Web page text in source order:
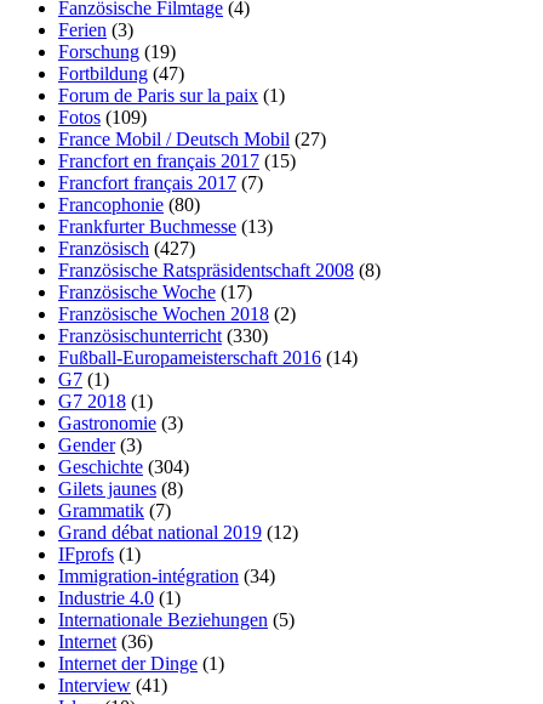
Fanzösische Filmtage (4)
Ferien (3)
Forschung (19)
Fortbildung (47)
Forum de Paris sur la paix (1)
Fotos (109)
France Mobil / Deutsch Mobil (27)
Francfort en français 2017 (15)
Francfort français 2017 (7)
Francophonie (80)
Frankfurter Buchmesse (13)
Französisch (427)
Französische Ratspräsidentschaft 2008 (8)
Französische Woche (17)
Französische Wochen 2018 (2)
Französischunterricht (330)
Fußball-Europameisterschaft 2016 (14)
G7 (1)
G7 2018 (1)
Gastronomie (3)
Gender(3)
Geschichte (304)
Gilets jaunes (8)
Grammatik (7)
Grand débat national 2019 (12)
IFprofs (1)
Immigration-intégration (34)
Industrie 4.0 (1)
Internationale Beziehungen (5)
Internet (36)
Internet der Dinge (1)
Interview (41)